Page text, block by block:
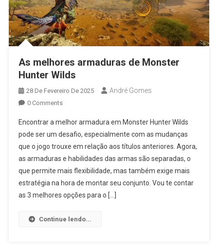
As melhores armaduras de Monster
Hunter Wilds
28 De Fevereiro De 2025 André Gomes
0 Comments
Encontrar a melhor armadura em Monster Hunter Wilds
pode ser um desafio, especialmente com as mudanças
que o jogo trouxe em relação aos títulos anteriores. Agora,
as armaduras e habilidades das armas são separadas, o
que permite mais flexibilidade, mas também exige mais
estratégia na hora de montar seu conjunto. Vou te contar
as 3 melhores opções para o […]
Continue lendo...